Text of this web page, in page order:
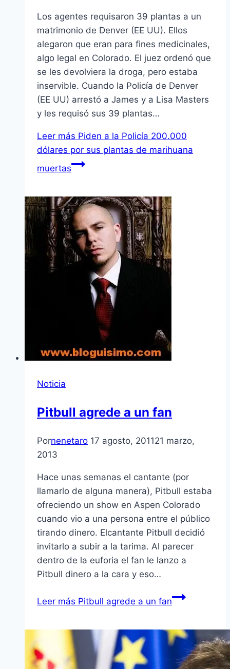
Los agentes requisaron 39 plantas a un
matrimonio de Denver (EE UU). Ellos
alegaron que eran para fines medicinales,
algo legal en Colorado. El juez ordenó que
se les devolviera la droga, pero estaba
inservible. Cuando la Policí­a de Denver
(EE UU) arrestó a James y a Lisa Masters
y les requisó sus 39 plantas…
Leer más Piden a la Policí­a 200.000
dólares por sus plantas de marihuana
muertas
Noticia
Pitbull agrede a un fan
Pornenetaro 17 agosto, 201121 marzo,
2013
Hace unas semanas el cantante (por
llamarlo de alguna manera), Pitbull estaba
ofreciendo un show en Aspen Colorado
cuando vio a una persona entre el público
tirando dinero. Elcantante Pitbull decidió
invitarlo a subir a la tarima. Al parecer
dentro de la euforia el fan le lanzo a
Pitbull dinero a la cara y eso…
Leer más Pitbull agrede a un fan